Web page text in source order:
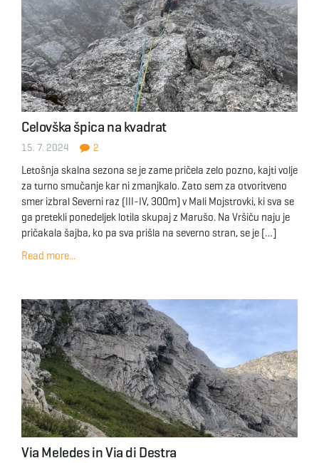
o
n
Celovška špica na kvadrat
15. 7. 2024 2
Letošnja skalna sezona se je zame pričela zelo pozno, kajti volje
za turno smučanje kar ni zmanjkalo. Zato sem za otvoritveno
smer izbral Severni raz (III-IV, 300m) v Mali Mojstrovki, ki sva se
ga pretekli ponedeljek lotila skupaj z Marušo. Na Vršiču naju je
pričakala šajba, ko pa sva prišla na severno stran, se je […]
Read more...
Via Meledes in Via di Destra